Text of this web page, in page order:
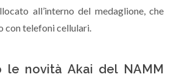
all’interno del medaglione, che
con telefoni cellulari.
le novità Akai del NAMM